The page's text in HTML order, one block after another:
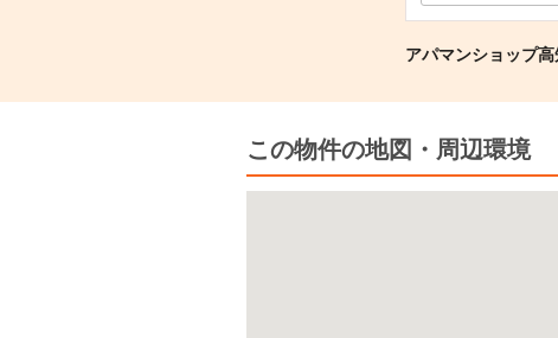
アパマンショップ
この物件の地図・周辺環境